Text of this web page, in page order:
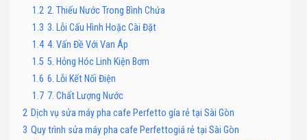
1.2 2. Thiếu Nước Trong Bình Chứa
1.3 3. Lỗi Cấu Hình Hoặc Cài Đặt
1.4 4. Vấn Đề Với Van Áp
1.5 5. Hỏng Hóc Linh Kiện Bơm
1.6 6. Lỗi Kết Nối Điện
1.7 7. Chất Lượng Nước
2 Dịch vụ sửa máy pha cafe Perfetto gía rẻ tại Sài Gòn
3 Quy trình sửa máy pha cafe Perfettogiá rẻ tại Sài Gòn